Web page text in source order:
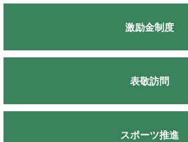
激励金制度
表敬訪問
スポーツ推進